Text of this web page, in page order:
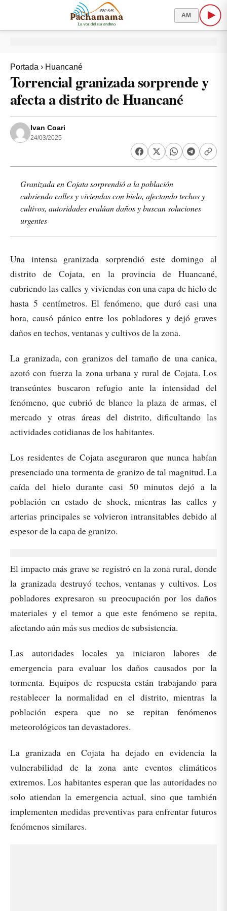
AM
Portada › Huancané
Torrencial granizada sorprende y
afecta a distrito de Huancané
Ivan Coari
24/03/2025
Granizada en Cojata sorprendió a la población
cubriendo calles y viviendas con hielo, afectando techos y
cultivos, autoridades evalúan daños y buscan soluciones
urgentes
Una intensa granizada sorprendió este domingo al
distrito de Cojata, en la provincia de Huancané,
cubriendo las calles y viviendas con una capa de hielo de
hasta 5 centímetros. El fenómeno, que duró casi una
hora, causó pánico entre los pobladores y dejó graves
daños en techos, ventanas y cultivos de la zona.
La granizada, con granizos del tamaño de una canica,
azotó con fuerza la zona urbana y rural de Cojata. Los
transeúntes buscaron refugio ante la intensidad del
fenómeno, que cubrió de blanco la plaza de armas, el
mercado y otras áreas del distrito, dificultando las
actividades cotidianas de los habitantes.
Los residentes de Cojata aseguraron que nunca habían
presenciado una tormenta de granizo de tal magnitud. La
caída del hielo durante casi 50 minutos dejó a la
población en estado de shock, mientras las calles y
arterias principales se volvieron intransitables debido al
espesor de la capa de granizo.
El impacto más grave se registró en la zona rural, donde
la granizada destruyó techos, ventanas y cultivos. Los
pobladores expresaron su preocupación por los daños
materiales y el temor a que este fenómeno se repita,
afectando aún más sus medios de subsistencia.
Las autoridades locales ya iniciaron labores de
emergencia para evaluar los daños causados por la
tormenta. Equipos de respuesta están trabajando para
restablecer la normalidad en el distrito, mientras la
población espera que no se repitan fenómenos
meteorológicos tan devastadores.
La granizada en Cojata ha dejado en evidencia la
vulnerabilidad de la zona ante eventos climáticos
extremos. Los habitantes esperan que las autoridades no
solo atiendan la emergencia actual, sino que también
implementen medidas preventivas para enfrentar futuros
fenómenos similares.